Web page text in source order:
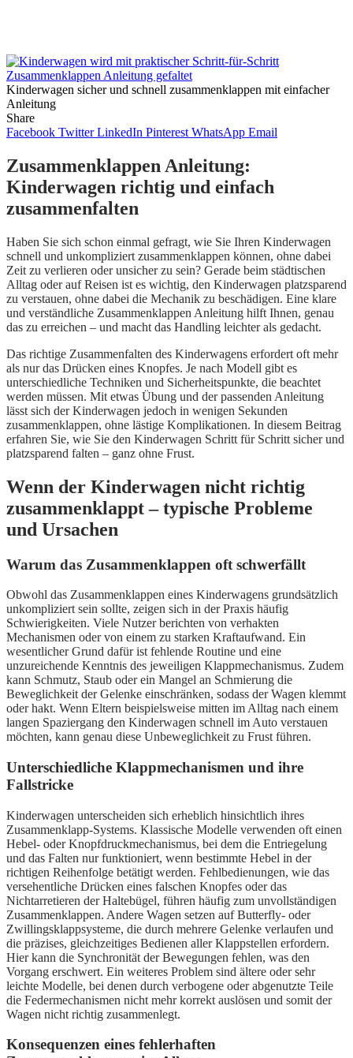
Kinderwagen sicher und schnell zusammenklappen mit einfacher
Anleitung
Share
Facebook Twitter LinkedIn Pinterest WhatsApp Email
Zusammenklappen Anleitung:
Kinderwagen richtig und einfach
zusammenfalten
Haben Sie sich schon einmal gefragt, wie Sie Ihren Kinderwagen
schnell und unkompliziert zusammenklappen können, ohne dabei
Zeit zu verlieren oder unsicher zu sein? Gerade beim städtischen
Alltag oder auf Reisen ist es wichtig, den Kinderwagen platzsparend
zu verstauen, ohne dabei die Mechanik zu beschädigen. Eine klare
und verständliche Zusammenklappen Anleitung hilft Ihnen, genau
das zu erreichen – und macht das Handling leichter als gedacht.
Das richtige Zusammenfalten des Kinderwagens erfordert oft mehr
als nur das Drücken eines Knopfes. Je nach Modell gibt es
unterschiedliche Techniken und Sicherheitspunkte, die beachtet
werden müssen. Mit etwas Übung und der passenden Anleitung
lässt sich der Kinderwagen jedoch in wenigen Sekunden
zusammenklappen, ohne lästige Komplikationen. In diesem Beitrag
erfahren Sie, wie Sie den Kinderwagen Schritt für Schritt sicher und
platzsparend falten – ganz ohne Frust.
Wenn der Kinderwagen nicht richtig
zusammenklappt – typische Probleme
und Ursachen
Warum das Zusammenklappen oft schwerfällt
Obwohl das Zusammenklappen eines Kinderwagens grundsätzlich
unkompliziert sein sollte, zeigen sich in der Praxis häufig
Schwierigkeiten. Viele Nutzer berichten von verhakten
Mechanismen oder von einem zu starken Kraftaufwand. Ein
wesentlicher Grund dafür ist fehlende Routine und eine
unzureichende Kenntnis des jeweiligen Klappmechanismus. Zudem
kann Schmutz, Staub oder ein Mangel an Schmierung die
Beweglichkeit der Gelenke einschränken, sodass der Wagen klemmt
oder hakt. Wenn Eltern beispielsweise mitten im Alltag nach einem
langen Spaziergang den Kinderwagen schnell im Auto verstauen
möchten, kann genau diese Unbeweglichkeit zu Frust führen.
Unterschiedliche Klappmechanismen und ihre
Fallstricke
Kinderwagen unterscheiden sich erheblich hinsichtlich ihres
Zusammenklapp-Systems. Klassische Modelle verwenden oft einen
Hebel- oder Knopfdruckmechanismus, bei dem die Entriegelung
und das Falten nur funktioniert, wenn bestimmte Hebel in der
richtigen Reihenfolge betätigt werden. Fehlbedienungen, wie das
versehentliche Drücken eines falschen Knopfes oder das
Nichtarretieren der Haltebügel, führen häufig zum unvollständigen
Zusammenklappen. Andere Wagen setzen auf Butterfly- oder
Zwillingsklappsysteme, die durch mehrere Gelenke verlaufen und
die präzises, gleichzeitiges Bedienen aller Klappstellen erfordern.
Hier kann die Synchronität der Bewegungen fehlen, was den
Vorgang erschwert. Ein weiteres Problem sind ältere oder sehr
leichte Modelle, bei denen durch verbogene oder abgenutzte Teile
die Federmechanismen nicht mehr korrekt auslösen und somit der
Wagen nicht richtig zusammenlegt.
Konsequenzen eines fehlerhaften